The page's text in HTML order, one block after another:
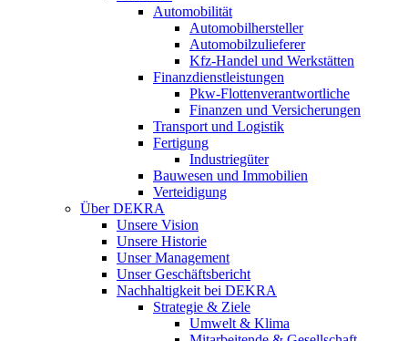
Automobilität
Automobilhersteller
Automobilzulieferer
Kfz-Handel und Werkstätten
Finanzdienstleistungen
Pkw‑Flottenverantwortliche
Finanzen und Versicherungen
Transport und Logistik
Fertigung
Industriegüter
Bauwesen und Immobilien
Verteidigung
Über DEKRA
Unsere Vision
Unsere Historie
Unser Management
Unser Geschäftsbericht
Nachhaltigkeit bei DEKRA
Strategie & Ziele
Umwelt & Klima